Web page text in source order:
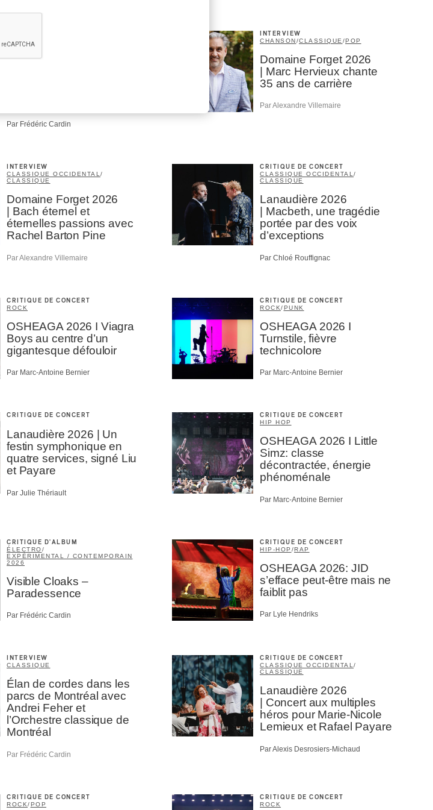
CLASSIQUE OCCIDENTAL
CLASSIQUE
Par Frédéric Cardin
INTERVIEW
CHANSON/CLASSIQUE /POP
Domaine Forget 2026
| Marc Hervieux chante
35 ans de carrière
Par Alexandre Villemaire
INTERVIEW
CLASSIQUE OCCIDENTAL/
CLASSIQUE
Domaine Forget 2026
| Bach éternel et
éternelles passions avec
Rachel Barton Pine
Par Alexandre Villemaire
CRITIQUE DE CONCERT
CLASSIQUE OCCIDENTAL/
CLASSIQUE
Lanaudière 2026
| Macbeth, une tragédie
portée par des voix
d’exceptions
Par Chloé Rouffignac
CRITIQUE DE CONCERT
ROCK
OSHEAGA 2026 I Viagra
Boys au centre d’un
gigantesque défouloir
Par Marc-Antoine Bernier
CRITIQUE DE CONCERT
ROCK/PUNK
OSHEAGA 2026 I
Turnstile, fièvre
technicolore
Par Marc-Antoine Bernier
CRITIQUE DE CONCERT
Lanaudière 2026 | Un
festin symphonique en
quatre services, signé Liu
et Payare
Par Julie Thériault
CRITIQUE DE CONCERT
HIP HOP
OSHEAGA 2026 I Little
Simz: classe
décontractée, énergie
phénoménale
Par Marc-Antoine Bernier
CRITIQUE D'ALBUM
ÉLECTRO/
EXPÉRIMENTAL / CONTEMPORAIN
2026
Visible Cloaks –
Paradessence
Par Frédéric Cardin
CRITIQUE DE CONCERT
HIP-HOP /RAP
OSHEAGA 2026: JID
s’efface peut-être mais ne
faiblit pas
Par Lyle Hendriks
INTERVIEW
CLASSIQUE
Élan de cordes dans les
parcs de Montréal avec
Andrei Feher et
l’Orchestre classique de
Montréal
Par Frédéric Cardin
CRITIQUE DE CONCERT
CLASSIQUE OCCIDENTAL /
CLASSIQUE
Lanaudière 2026
| Concert aux multiples
héros pour Marie-Nicole
Lemieux et Rafael Payare
Par Alexis Desrosiers-Michaud
CRITIQUE DE CONCERT
ROCK/POP
CRITIQUE DE CONCERT
ROCK